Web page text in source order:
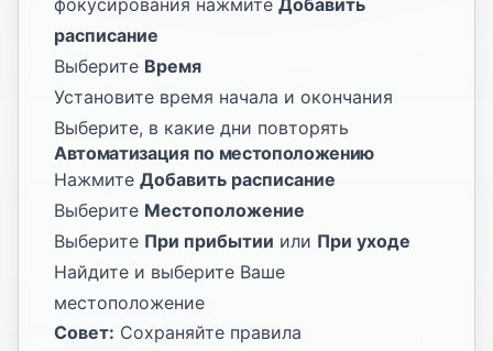
фокусирования нажмите Добавить
расписание
Выберите Время
Установите время начала и окончания
Выберите, в какие дни повторять
Автоматизация по местоположению
Нажмите Добавить расписание
Выберите Местоположение
Выберите При прибытии или При уходе
Найдите и выберите Ваше
местоположение
Совет: Сохраняйте правила